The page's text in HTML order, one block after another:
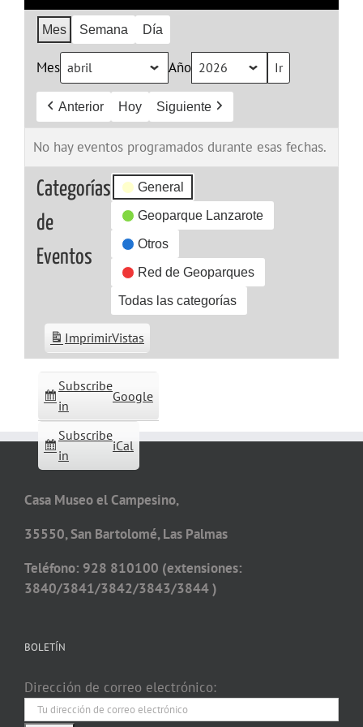
Mes Semana Día
Mes Año
Anterior Hoy Siguiente
No hay eventos programados durante esas fechas.
Categorías
de
Eventos
General
Geoparque Lanzarote
Otros
Red de Geoparques
Todas las categorías
Subscribe
in
Google
Subscribe
in
iCal
ImprimirVistas
Casa Museo el Campesino,
35550, San Bartolomé, Las Palmas
Teléfono: 928 810100 (extensiones:
3840/3841/3842/3843/3844 )
BOLETÍN
Dirección de correo electrónico: